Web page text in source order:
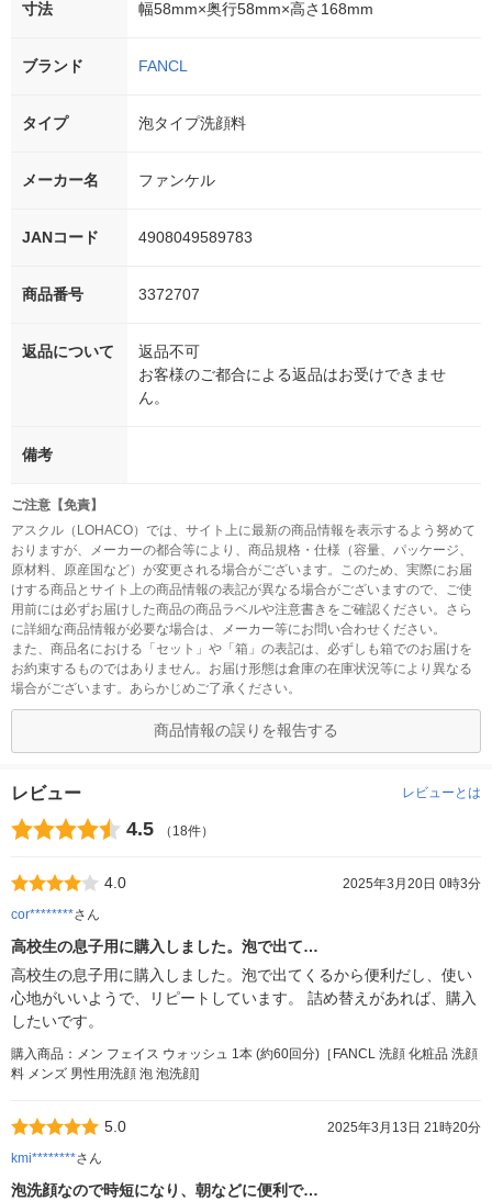
寸法 幅58mm×奥行58mm×高さ168mm
ブランド FANCL
タイプ 泡タイプ洗顔料
メーカー名 ファンケル
JANコード 4908049589783
商品番号 3372707
返品について
返品不可
お客様のご都合による返品はお受けできませ
ん。
備考
ご注意【免責】
アスクル（LOHACO）では、サイト上に最新の商品情報を表示するよう努めて
おりますが、メーカーの都合等により、商品規格・仕様（容量、パッケージ、
原材料、原産国など）が変更される場合がございます。このため、実際にお届
けする商品とサイト上の商品情報の表記が異なる場合がございますので、ご使
用前には必ずお届けした商品の商品ラベルや注意書きをご確認ください。さら
に詳細な商品情報が必要な場合は、メーカー等にお問い合わせください。
また、商品名における「セット」や「箱」の表記は、必ずしも箱でのお届けを
お約束するものではありません。お届け形態は倉庫の在庫状況等により異なる
場合がございます。あらかじめご了承ください。
商品情報の誤りを報告する
レビュー レビューとは
4.5 （18件）
4.0
2025年3月20日 0時3分
cor********さん
高校生の息子用に購入しました。泡で出て…
高校生の息子用に購入しました。泡で出てくるから便利だし、使い
心地がいいようで、リピートしています。 詰め替えがあれば、購入
したいです。
購入商品：メン フェイス ウォッシュ 1本 (約60回分)［FANCL 洗顔 化粧品 洗顔
料 メンズ 男性用洗顔 泡 泡洗顔]
5.0
2025年3月13日 21時20分
kmi********さん
泡洗顔なので時短になり、朝などに便利で…